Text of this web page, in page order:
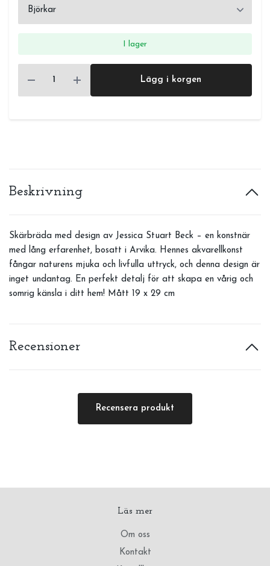
I lager
Lägg i korgen
Beskrivning
Skärbräda med design av Jessica Stuart Beck – en konstnär
med lång erfarenhet, bosatt i Arvika. Hennes akvarellkonst
fångar naturens mjuka och livfulla uttryck, och denna design är
inget undantag. En perfekt detalj för att skapa en vårig och
somrig känsla i ditt hem! Mått 19 x 29 cm
Recensioner
Recensera produkt
Läs mer
Om oss
Kontakt